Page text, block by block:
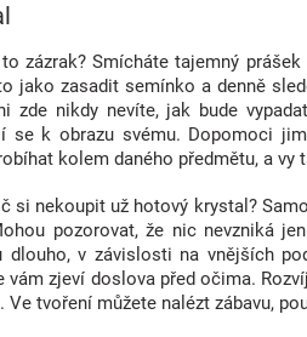
zázrak? Smícháte tajemný
jako zasadit semínko a denně
zde nikdy nevíte, jak bude
se k obrazu svému. Dopomoci
kolem daného předmětu, a vy
si nekoupit už hotový krystal?
pozorovat, že nic nevzniká
dlouho, v závislosti na vnějších
vám zjeví doslova před očima.
Ve tvoření můžete nalézt zábavu,